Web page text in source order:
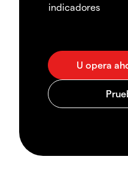
indicadores